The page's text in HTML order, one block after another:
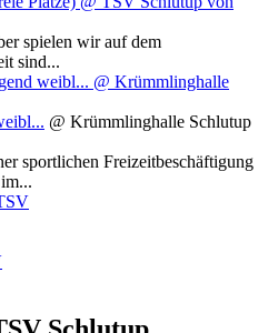
spielen wir auf dem
sind...
weibl... @ Krümmlinghalle
@ Krümmlinghalle Schlutup
sportlichen Freizeitbeschäftigung